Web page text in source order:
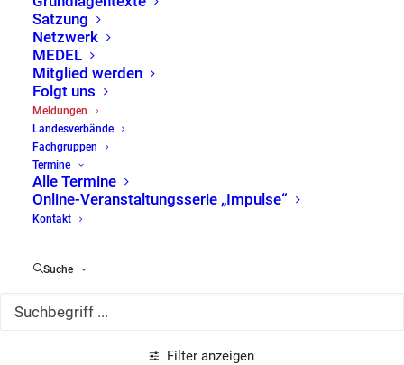
Satzung
Netzwerk
MEDEL
Mitglied werden
Folgt uns
Meldungen
Landesverbände
Fachgruppen
Termine
Alle Termine
Online-Veranstaltungsserie „Impulse“
Kontakt
Suche
Filter anzeigen